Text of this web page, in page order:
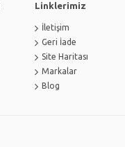
Linklerimiz
İletişim
Geri İade
Site Haritası
Markalar
Blog